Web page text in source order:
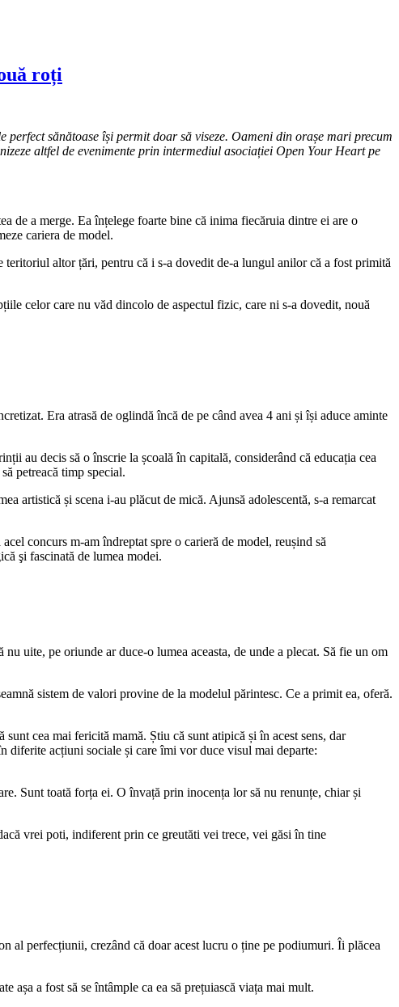
roți
sănătoase își permit doar să viseze. Oameni din orașe mari precum
altfel de evenimente prin intermediul asociației Open Your Heart pe
de a merge. Ea înțelege foarte bine că inima fiecăruia dintre ei are o
cariera de model.
altor țări, pentru că i s-a dovedit de-a lungul anilor că a fost primită
celor care nu văd dincolo de aspectul fizic, care ni s-a dovedit, nouă
Era atrasă de oglindă încă de pe când avea 4 ani și își aduce aminte
au decis să o înscrie la școală în capitală, considerând că educația cea
petreacă timp special.
artistică și scena i-au plăcut de mică. Ajunsă adolescentă, s-a remarcat
concurs m-am îndreptat spre o carieră de model, reușind să
şi fascinată de lumea modei.
uite, pe oriunde ar duce-o lumea aceasta, de unde a plecat. Să fie un om
sistem de valori provine de la modelul părintesc. Ce a primit ea, oferă.
cea mai fericită mamă. Știu că sunt atipică și în acest sens, dar
acțiuni sociale și care îmi vor duce visul mai departe:
Sunt toată forța ei. O învață prin inocența lor să nu renunțe, chiar și
vrei poti, indiferent prin ce greutăti vei trece, vei găsi în tine
al perfecțiunii, crezând că doar acest lucru o ține pe podiumuri. Îi plăcea
așa a fost să se întâmple ca ea să prețuiască viața mai mult.